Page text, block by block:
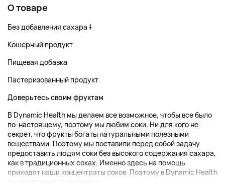
О товаре
Без добавления сахара ‡
Кошерный продукт
Пищевая добавка
Пастеризованный продукт
Доверьтесь своим фруктам
В Dynamic Health мы делаем все возможное, чтобы все было
по-настоящему, поэтому мы любим соки. Ни для кого не
секрет, что фрукты богаты натуральными полезными
веществами. Поэтому мы поставили перед собой задачу
предоставить людям соки без высокого содержания сахара,
как в традиционных соках. Именно здесь на помощь
приходят наши концентраты соков. Поэтому в Dynamic Health
мы снова возвращаем сока ...